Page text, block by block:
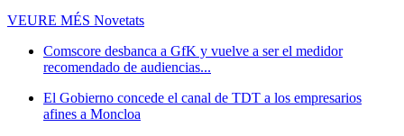
VEURE MÉS Novetats
Comscore desbanca a GfK y vuelve a ser el medidor
recomendado de audiencias...
El Gobierno concede el canal de TDT a los empresarios
afines a Moncloa